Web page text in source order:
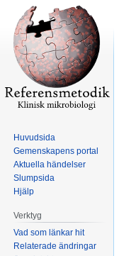
Huvudsida
Gemenskapens portal
Aktuella händelser
Slumpsida
Hjälp
Verktyg
Vad som länkar hit
Relaterade ändringar